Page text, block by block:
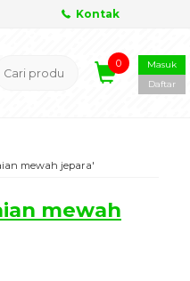
Kontak
0
Masuk
Daftar
mewah jepara'
mewah